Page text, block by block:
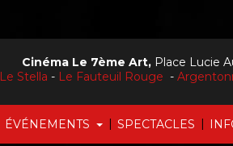
ÉVÉNEMENTS | SPECTACLES |
Cinéma Le 7ème Art, Place Lucie
Le Stella - Le Fauteuil Rouge -